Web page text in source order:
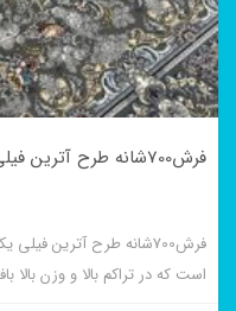
فرش700شانه طرح آترین فیلی
فرش700شانه طرح آترین
است که در تراکم بالا و وزن